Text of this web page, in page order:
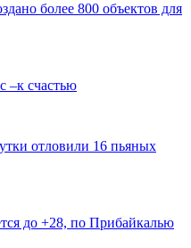
более 800 объектов для
–к счастью
отловили 16 пьяных
до +28, по Прибайкалью